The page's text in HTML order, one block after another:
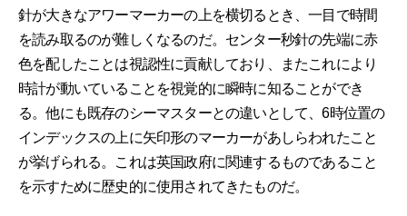
針が大きなアワーマーカーの上を横切るとき、一目で時間
を読み取るのが難しくなるのだ。センター秒針の先端に赤
色を配したことは視認性に貢献しており、またこれにより
時計が動いていることを視覚的に瞬時に知ることができ
る。他にも既存のシーマスターとの違いとして、6時位置の
インデックスの上に矢印形のマーカーがあしらわれたこと
が挙げられる。これは英国政府に関連するものであること
を示すために歴史的に使用されてきたものだ。